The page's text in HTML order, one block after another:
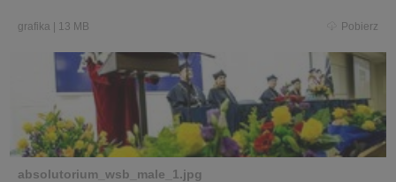
grafika 13 MB Pobierz
absolutorium_wsb_male_1.jpg